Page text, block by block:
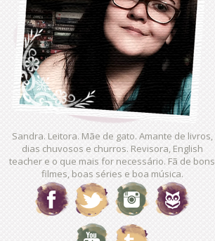
Sandra. Leitora. Mãe de gato. Amante de livros,
dias chuvosos e churros. Revisora, English
teacher e o que mais for necessário. Fã de bons
filmes, boas séries e boa música.